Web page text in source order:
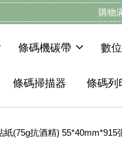
購物
條碼機碳帶 數
條碼掃描器 條碼列
紙(75g抗酒精) 55*40mm*915